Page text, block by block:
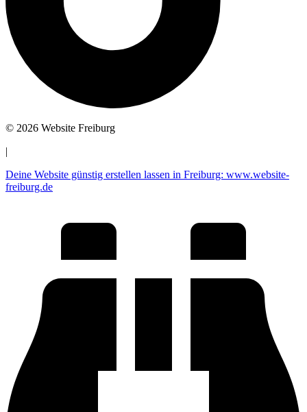
© 2026 Website Freiburg
|
Deine Website günstig erstellen lassen in Freiburg: www.website-
freiburg.de